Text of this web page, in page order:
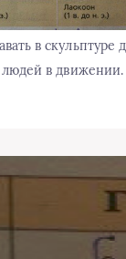
в скульптуре
людей в движении.